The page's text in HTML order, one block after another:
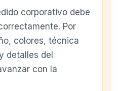
corporativo debe
Por
colores, técnica
detalles del
con la